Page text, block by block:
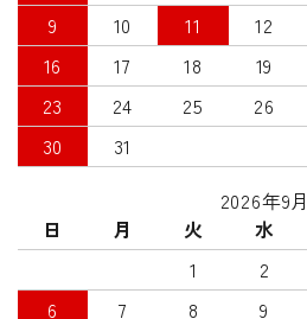
9
10 11 12
16
17 18 19
23
24 25 26
30
31
2026年9月
日
月 火 水
1
2
6
7 8 9